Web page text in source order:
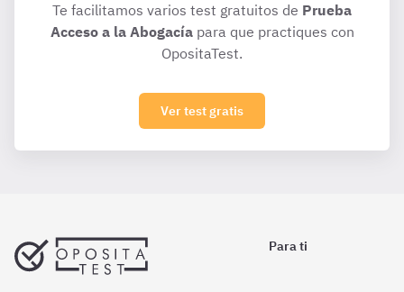
Te facilitamos varios test gratuitos de Prueba
Acceso a la Abogacíapara que practiques con
OpositaTest.
Ver test gratis
Para ti